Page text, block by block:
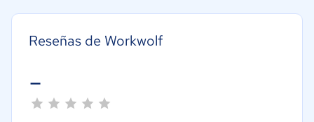
Reseñas de Workwolf
-